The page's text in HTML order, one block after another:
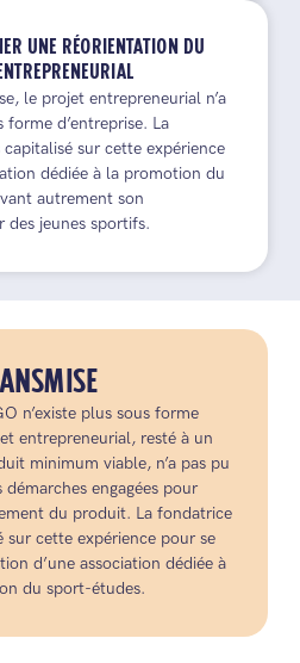
UNE RÉORIENTATION DU
le projet entrepreneurial n’a
forme d’entreprise. La
sur cette expérience
dédiée à la promotion du
autrement son
des jeunes sportifs.
n’existe plus sous forme
entrepreneurial, resté à un
minimum viable, n’a pas pu
engagées pour
du produit. La fondatrice
cette expérience pour se
d’une association dédiée à
du sport-études.